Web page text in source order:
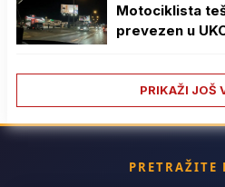
Motociklista
prevezen u
PRIKAŽI JOŠ
PRETRAŽITE